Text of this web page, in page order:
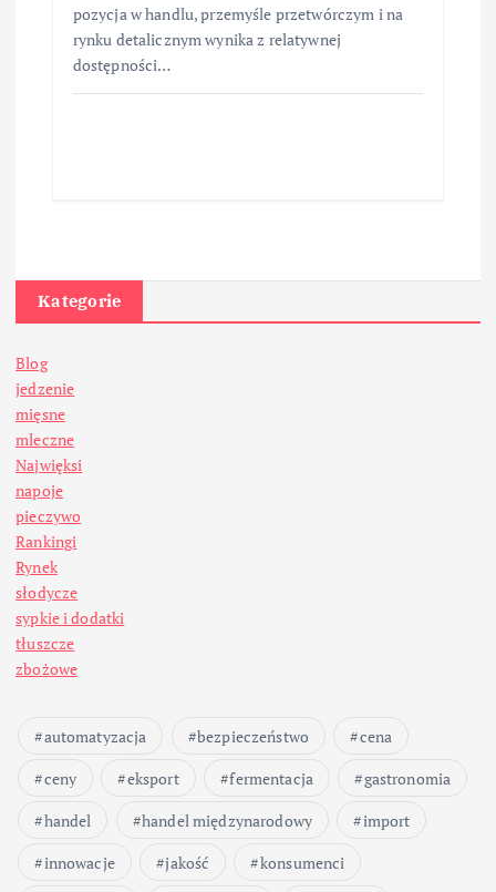
pozycja w handlu, przemyśle przetwórczym i na
rynku detalicznym wynika z relatywnej
dostępności…
Kategorie
Blog
jedzenie
mięsne
mleczne
Najwięksi
napoje
pieczywo
Rankingi
Rynek
słodycze
sypkie i dodatki
tłuszcze
zbożowe
automatyzacja bezpieczeństwo
cena
ceny
eksport fermentacja
gastronomia
handel
handel międzynarodowy
import
innowacje
jakość
konsumenci